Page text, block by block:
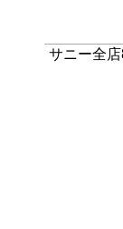
サニー全